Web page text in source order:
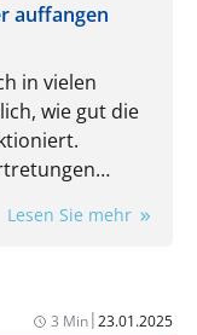
auffangen
in vielen
wie gut die
dann wird
Lesen Sie mehr
3 Min|23.01.2025